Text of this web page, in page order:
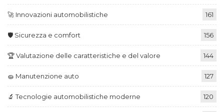
🚀 Innovazioni automobilistiche 161
🛡️ Sicurezza e comfort 156
🏆 Valutazione delle caratteristiche e del valore 144
🧽 Manutenzione auto 127
🔬 Tecnologie automobilistiche moderne 120